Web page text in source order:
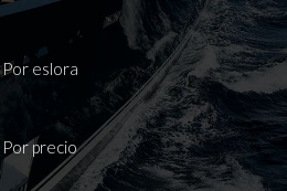
Por eslora
Por precio